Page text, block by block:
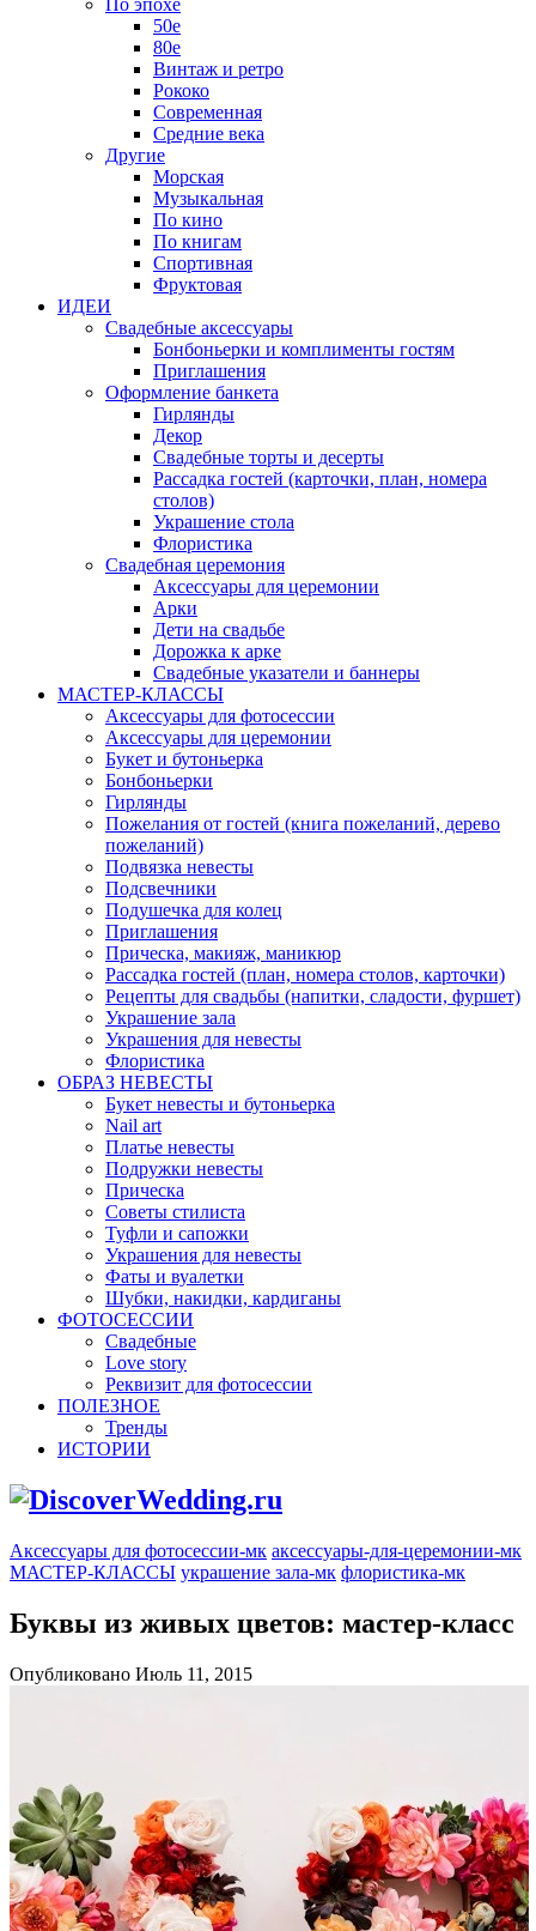
По эпохе
50е
80е
Винтаж и ретро
Рококо
Современная
Средние века
Другие
Морская
Музыкальная
По кино
По книгам
Спортивная
Фруктовая
ИДЕИ
Свадебные аксессуары
Бонбоньерки и комплименты гостям
Приглашения
Оформление банкета
Гирлянды
Декор
Свадебные торты и десерты
Рассадка гостей (карточки, план, номера
столов)
Украшение стола
Флористика
Свадебная церемония
Аксессуары для церемонии
Арки
Дети на свадьбе
Дорожка к арке
Свадебные указатели и баннеры
МАСТЕР-КЛАССЫ
Аксессуары для фотосессии
Аксессуары для церемонии
Букет и бутоньерка
Бонбоньерки
Гирлянды
Пожелания от гостей (книга пожеланий, дерево
пожеланий)
Подвязка невесты
Подсвечники
Подушечка для колец
Приглашения
Прическа, макияж, маникюр
Рассадка гостей (план, номера столов, карточки)
Рецепты для свадьбы (напитки, сладости, фуршет)
Украшение зала
Украшения для невесты
Флористика
ОБРАЗ НЕВЕСТЫ
Букет невесты и бутоньерка
Nail art
Платье невесты
Подружки невесты
Прическа
Советы стилиста
Туфли и сапожки
Украшения для невесты
Фаты и вуалетки
Шубки, накидки, кардиганы
ФОТОСЕССИИ
Свадебные
Love story
Реквизит для фотосессии
ПОЛЕЗНОЕ
Тренды
ИСТОРИИ
Аксессуары для фотосессии-мк аксессуары-для-церемонии-мк
МАСТЕР-КЛАССЫ украшение зала-мк флористика-мк
Буквы из живых цветов: мастер-класс
Опубликовано Июль 11, 2015